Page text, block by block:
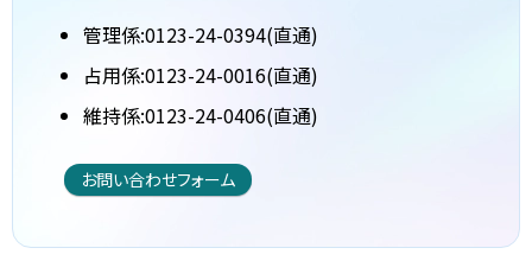
管理係:0123-24-0394(直通)
占用係:0123-24-0016(直通)
維持係:0123-24-0406(直通)
お問い合わせフォーム